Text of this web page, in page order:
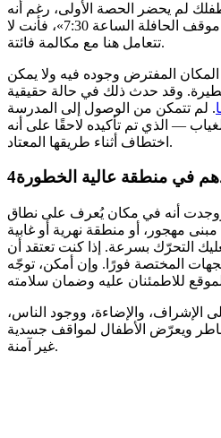
لم يحضر الحصة الأولى، رغم أنه
أخبرك بأنه «في طريقه إلى موقف الحافلة الساعة 7:30»، فأنت لا
تتعامل هنا مع مكالمة فائتة.
المفترض وجوده فيه ولا يمكن
وقد حدث ذلك في حالة حقيقية
. لم تتمكن من الوصول إلى المدرسة
— الذي تم تأكيده لاحقًا على أنه
اختطاف أثناء طريقها المعتاد.
4في منطقة عالية الخطورة
أنه في مكان يُعرف على نطاق
مهجور، أو منطقة نهرية أو غابية
التحرّك بسرعة. إذا كنت تعتقد أن
المختصة فورًا. وإن أمكن، توجّه
الإشراف، والإضاءة، ووجود الناس،
ويعرّض الأطفال لمواقف جسدية
غير آمنة.